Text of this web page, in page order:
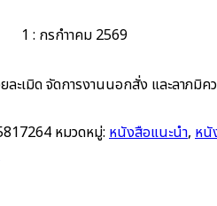
1 : กรกำาคม 2569
ละเมิด จัดการงานนอกสั่ง และลาภมิค
หมวดหมู่: หนังสือแนะนำ, หนั